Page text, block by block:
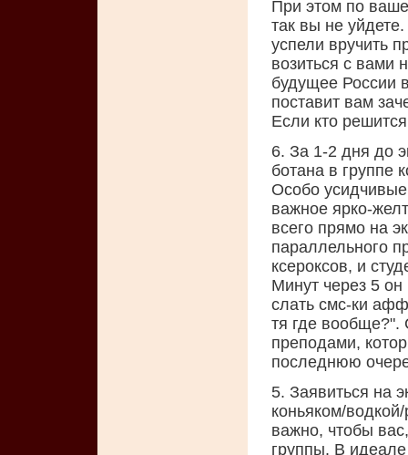
При этом по
так вы не
успели вручить
возиться с вами
будущее России
поставит вам
Если кто
6. За 1-2 дня до
ботана в группе
Особо
важное ярко-
всего прямо на
параллельного
ксероксов, и
Минут через 5 он
слать смс-ки
тя где вообще?".
преподами,
последнюю
5. Заявиться на
коньяком/
важно, чтобы
группы. В